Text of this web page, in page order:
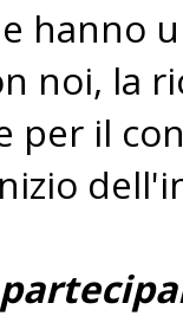
hanno
noi, la
per il